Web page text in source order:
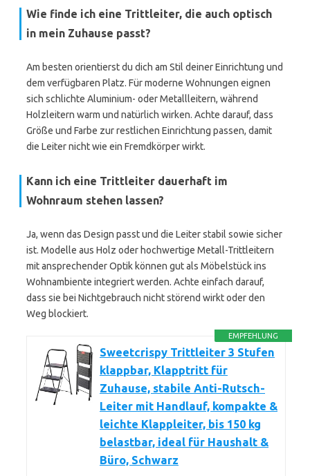
Wie finde ich eine Trittleiter, die auch optisch
in mein Zuhause passt?
Am besten orientierst du dich am Stil deiner Einrichtung und
dem verfügbaren Platz. Für moderne Wohnungen eignen
sich schlichte Aluminium- oder Metallleitern, während
Holzleitern warm und natürlich wirken. Achte darauf, dass
Größe und Farbe zur restlichen Einrichtung passen, damit
die Leiter nicht wie ein Fremdkörper wirkt.
Kann ich eine Trittleiter dauerhaft im
Wohnraum stehen lassen?
Ja, wenn das Design passt und die Leiter stabil sowie sicher
ist. Modelle aus Holz oder hochwertige Metall-Trittleitern
mit ansprechender Optik können gut als Möbelstück ins
Wohnambiente integriert werden. Achte einfach darauf,
dass sie bei Nichtgebrauch nicht störend wirkt oder den
Weg blockiert.
EMPFEHLUNG
Sweetcrispy Trittleiter 3 Stufen
klappbar, Klapptritt für
Zuhause, stabile Anti-Rutsch-
Leiter mit Handlauf, kompakte &
leichte Klappleiter, bis 150 kg
belastbar, ideal für Haushalt &
Büro, Schwarz